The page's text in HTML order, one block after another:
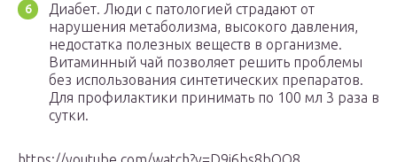
Диабет. Люди с патологией страдают от
нарушения метаболизма, высокого давления,
недостатка полезных веществ в организме.
Витаминный чай позволяет решить проблемы
без использования синтетических препаратов.
Для профилактики принимать по 100 мл 3 раза в
сутки.